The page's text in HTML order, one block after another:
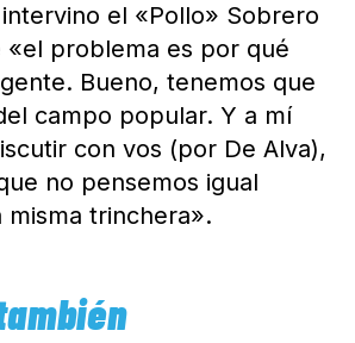
el «Pollo» Sobrero
problema es por qué
Bueno, tenemos que
campo popular. Y a mí
con vos (por De Alva),
no pensemos igual
misma trinchera».